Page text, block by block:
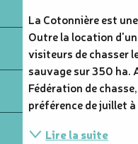
La Cotonnière est
Outre la location
visiteurs de chasser
sauvage sur 350 ha.
Fédération de
préférence de juillet
Lire la suite